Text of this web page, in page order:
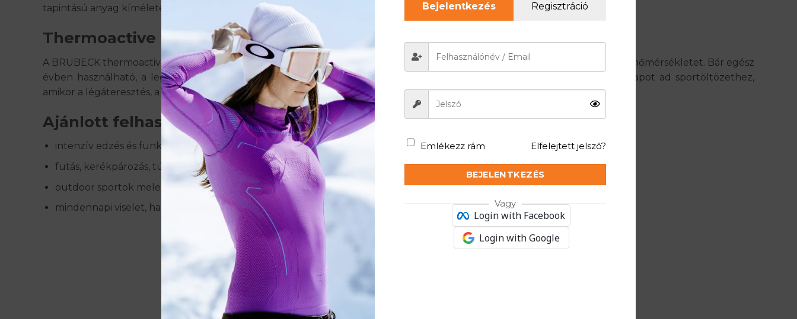
tapintású anyag kíméletes a bőrhöz, így érzékeny bőrűek számára is ideális választás.
Thermoactive technológia egész éves használatra
A BRUBECK thermoactive B-Light ultralight fehérneműk úgy lettek kialakítva, hogy segítsenek fenntartani az optimális testhőmérsékletet. Bár egész
évben használható, a legjobb teljesítményt meleg és nyári körülmények között nyújtja. Első rétegként viselve kiváló alapot ad sportöltözethez,
amikor a légáteresztés, a könnyedség és a komfort kiemelten fontos.
Ajánlott felhasználás
intenzív edzés és funkcionális tréning
futás, kerékpározás, túrázás, motorozás
outdoor sportok meleg időben
mindennapi viselet, ha fontos a kényelem és a friss érzet
KAPCSOLÓDÓ TERMÉKEK
Bejelentkezés Regisztráció
Emlékezz rám Elfelejtett jelszó?
BEJELENTKEZÉS
Vagy
Login with Facebook
Login with Google